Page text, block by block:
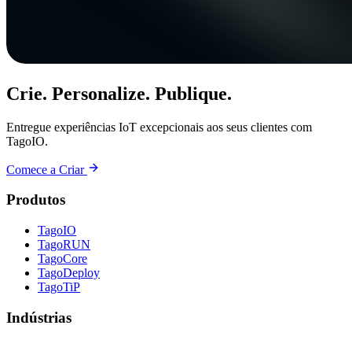
Crie. Personalize. Publique.
Entregue experiências IoT excepcionais aos seus clientes com
TagoIO.
Comece a Criar
Produtos
TagoIO
TagoRUN
TagoCore
TagoDeploy
TagoTiP
Indústrias